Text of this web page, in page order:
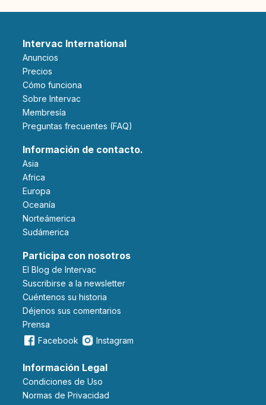
Intervac International
Anuncios
Precios
Cómo funciona
Sobre Intervac
Membresía
Preguntas frecuentes (FAQ)
Información de contacto.
Asia
Africa
Europa
Oceanía
Norteámerica
Sudámerica
Participa con nosotros
El Blog de Intervac
Suscribirse a la newsletter
Cuéntenos su historia
Déjenos sus comentarios
Prensa
Facebook
Instagram
Información Legal
Condiciones de Uso
Normas de Privacidad